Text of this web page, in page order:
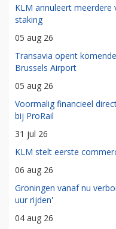
KLM annuleert
staking
05 aug 26
Transavia opent
Brussels Airport
05 aug 26
Voormalig financieel
bij ProRail
31 jul 26
KLM stelt eerste
06 aug 26
Groningen vanaf nu
uur rijden'
04 aug 26